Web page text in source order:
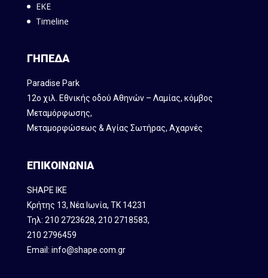
ΕΚΕ
Timeline
ΓΗΠΕΔΑ
Paradise Park
12ο χιλ. Εθνικής οδού Αθηνών – Λαμίας, κόμβος
Mεταμόρφωσης,
Μεταμορφώσεως & Αγίας Σωτήρας, Αχαρνές
ΕΠΙΚΟΙΝΩΝΙΑ
SHAPE IKE
Κρήτης 13, Νέα Ιωνία, ΤΚ 14231
Τηλ: 210 2723628, 210 2718583,
210 2796459
Email: info@shape.com.gr